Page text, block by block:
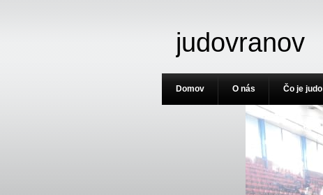
judovranov
Domov O nás Čo je judo